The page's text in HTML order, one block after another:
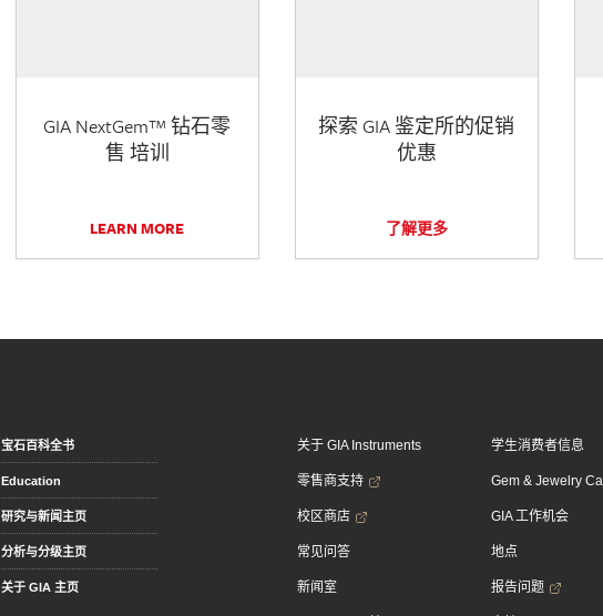
GIA NextGem™ 钻石零
售 培训
LEARN MORE
探索 GIA 鉴定所的促销
优惠
了解更多
宝石百科全书
Education
研究与新闻主页
分析与分级主页
关于 GIA 主页
关于 GIA Instruments
零售商支持
校区商店
常见问答
新闻室
学生消费者信息
Gem & Jewelry
GIA 工作机会
地点
报告问题